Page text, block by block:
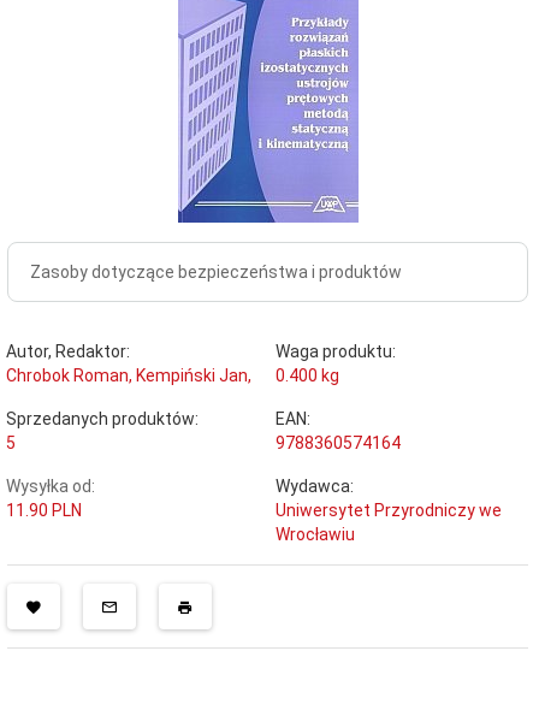
Zasoby dotyczące bezpieczeństwa i produktów
Autor, Redaktor:
Chrobok Roman, Kempiński Jan,
Waga produktu:
0.400 kg
Sprzedanych produktów:
5
EAN:
9788360574164
Wysyłka od:
11.90 PLN
Wydawca:
Uniwersytet Przyrodniczy we
Wrocławiu